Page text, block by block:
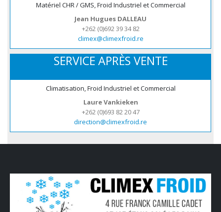
Matériel CHR / GMS, Froid Industriel et Commercial
Jean Hugues DALLEAU
+262 (0)692 39 34 82
climex@climexfroid.re
SERVICE APRÈS VENTE
Climatisation, Froid Industriel et Commercial
Laure Vankieken
+262 (0)693 82 20 47
direction@climexfroid.re